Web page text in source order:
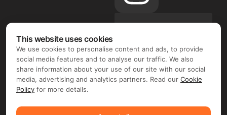
Store
d'Apple
This website uses cookies
We use cookies to personalise content and ads, to provide
social media features and to analyse our traffic. We also
share information about your use of our site with our social
media, advertising and analytics partners. Read our Cookie
Policy for more details.